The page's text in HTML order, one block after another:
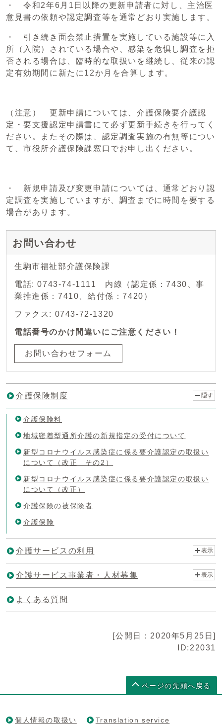
・ 令和2年6月1日以降の更新申請者に対し、主治医
意見書の依頼や認定調査等を通常どおり実施します。
・ 引き続き面会禁止措置を実施している施設等に入
所（入院）されている場合や、感染を危惧し調査を拒
否される場合は、臨時的な取扱いを継続し、従来の認
定有効期間に新たに12か月を合算します。
（注意） 更新申請については、介護保険要介護認
定・要支援認定申請書にて必ず更新手続きを行ってく
ださい。またその際は、認定調査実施の有無等につい
て、市役所介護保険課窓口でお申し出ください。
・ 新規申請及び変更申請については、通常どおり認
定調査を実施していますが、調査までに時間を要する
場合があります。
お問い合わせ
生駒市福祉部介護保険課
電話: 0743-74-1111 内線（認定係：7430、事
業推進係：7410、給付係：7420）
ファクス: 0743-72-1320
電話番号のかけ間違いにご注意ください！
お問い合わせフォーム
介護保険制度 隠す
介護保険料
地域密着型通所介護の新規指定の受付について
新型コロナウイルス感染症に係る要介護認定の取扱い
について（改正 その2）
新型コロナウイルス感染症に係る要介護認定の取扱い
について（改正）
介護保険の被保険者
介護保険
介護サービスの利用 表示
介護サービス事業者・人材募集 表示
よくある質問
[公開日：2020年5月25日]
ID:22031
ページの先頭へ戻る
個人情報の取扱い Translation service